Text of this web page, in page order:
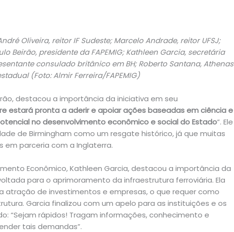
Oliveira, reitor IF Sudeste; Marcelo Andrade, reitor UFSJ;
Beirão, presidente da FAPEMIG; Kathleen Garcia, secretária
consulado britânico em BH; Roberto Santana, Athenas
(Foto: Almir Ferreira/FAPEMIG)
destacou a importância da iniciativa em seu
estará pronta a aderir e apoiar ações baseadas em ciência e
no desenvolvimento econômico e social do Estado”. Ele
de Birmingham como um resgate histórico, já que muitas
em parceria com a Inglaterra.
Econômico, Kathleen Garcia, destacou a importância da
para o aprimoramento da infraestrutura ferroviária. Ela
atração de investimentos e empresas, o que requer como
Garcia finalizou com um apelo para as instituições e os
“Sejam rápidos! Tragam informações, conhecimento e
tais demandas”.